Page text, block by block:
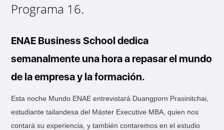
Programa 16.
ENAE Business School dedica
semanalmente una hora a repasar el mundo
de la empresa y la formación.
Esta noche Mundo ENAE entrevistará Duangporn Prasinitchai,
estudiante tailandesa del Máster Executive MBA, quien nos
contará su experiencia, y también contaremos en el estudio